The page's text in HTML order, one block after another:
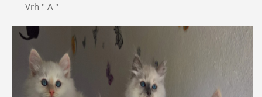
Vrh " A "